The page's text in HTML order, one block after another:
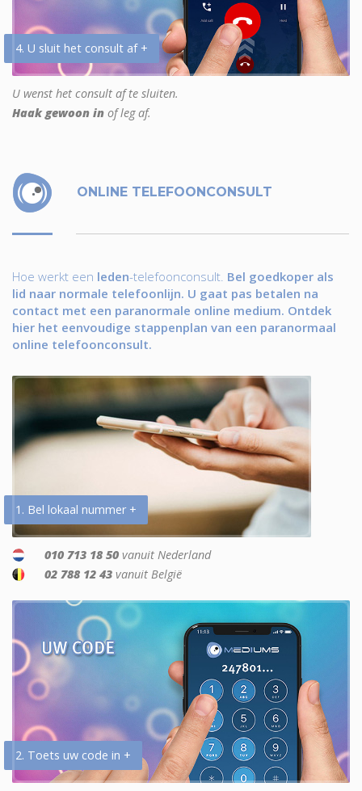
4. U sluit het consult af +
U wenst het consult af te sluiten.
Haak gewoon in of leg af.
ONLINE TELEFOONCONSULT
Hoe werkt een leden-telefoonconsult. Bel goedkoper als
lid naar normale telefoonlijn. U gaat pas betalen na
contact met een paranormale online medium. Ontdek
hier het eenvoudige stappenplan van een paranormaal
online telefoonconsult.
1. Bel lokaal nummer +
010 713 18 50 vanuit Nederland
02 788 12 43 vanuit België
2. Toets uw code in +